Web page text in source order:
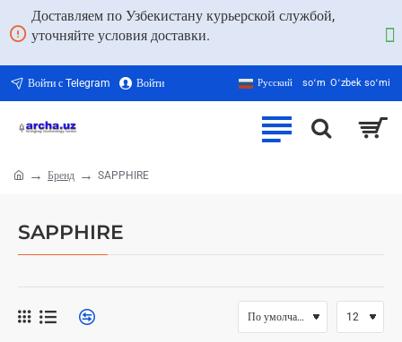
Доставляем по Узбекистану курьерской службой,
уточняйте условия доставки.
Войти с Telegram Войти Русский soʻm Oʻzbek soʻmi
SAPPHIRE
Бренд SAPPHIRE